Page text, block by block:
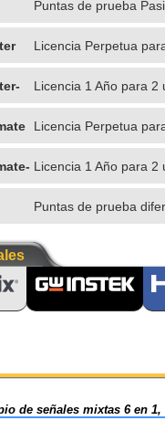
Puntas de prueba
Licencia Perpetua
Licencia 1 Año para 2
Licencia Perpetua
Licencia 1 Año para 2
Puntas de prueba
de señales mixtas 6 en 1,